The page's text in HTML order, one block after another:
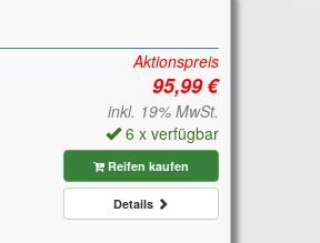
Aktionspreis
inkl. 19% MwSt.
6 x verfügbar
Reifen kaufen
Details